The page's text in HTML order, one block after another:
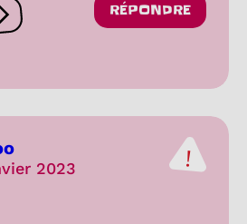
Ouvrir les réactions
RÉPONDRE
2023